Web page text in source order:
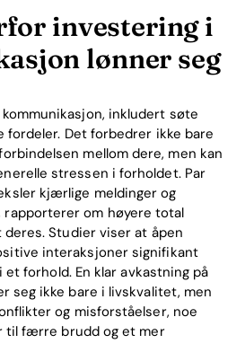
investering i
lønner seg
inkludert søte
fordeler. Det forbedrer ikke bare
mellom dere, men kan
stressen i forholdet. Par
kjærlige meldinger og
rapporterer om høyere total
Studier viser at åpen
interaksjoner signifikant
forhold. En klar avkastning på
seg ikke bare i livskvalitet, men
og misforståelser, noe
til færre brudd og et mer